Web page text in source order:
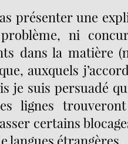
présenter une
ni
dans la matière
auxquels
je suis persuadé
lignes
certains
langues étrangères.